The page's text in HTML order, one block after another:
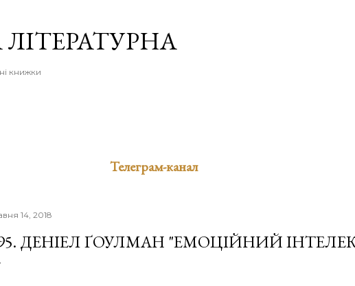
книжки
Телеграм-канал
14, 2018
ДЕНІЕЛ ҐОУЛМАН "ЕМОЦІЙНИЙ